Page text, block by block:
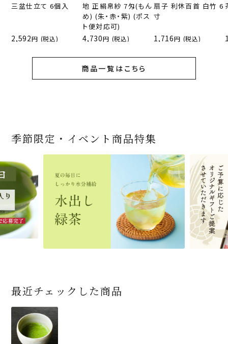
三盆仕立て 6個入
2,592 (税込)
地 正絹帛紗 7匁(もん
め) (朱・赤・紫) (ポス
ト便対応可)
4,730 (税込)
扇子 利休百首 白竹 6
寸
1,716 (税込)
商品一覧はこちら
宇治抹茶だいふく 和
三盆仕立て 6個入
2,592 (税込)
お茶屋の京都 宇治抹
1,743 (税込)
近江米と日本酒の「み
ずかがみ」パウンドケ
ーキ（カット）-単品-
540 (税込)
商品一覧はこちら
緑茶ティーパック（セ
ンパックシリーズ） 5g
×50袋
864 (税込)
ありがとう メッセージ
付き緑茶ティーバッグ
410 (税込)
【季節限定】水出し緑
茶詰合せ 気軽に愉し
むセット
1,420 (税込)
商品一覧はこちら
宇治抹茶そば3袋・そ
ばつゆ6袋（6人前）セ
ット 化粧箱（カート
ン/ギフトボックス）
3,032 (税込)
宇治抹茶そば２袋・そ
2,278 (税込)
【送料込み】宇治抹茶
そば160ｇ×2袋（4人
前）＋特撰そばつゆ4
個（ポスト便）
2,028 (税込)
商品一覧はこちら
老舗茶舗の宇治抹茶
かすていらと宇治冠煎
茶の詰合せ
4,112 (税込)
宇治抹茶焼き菓子詰
4,511 (税込)
老舗茶舗のひやひやス
イーツセット 3種6個
3,356 (税込)
商品一覧はこちら
茶道具 帛紗 ふくさ 無
地 正絹帛紗 7匁(もん
め) (朱・赤・紫) (ポス
ト便対応可)
4,730 (税込)
茶道具 扇子（せんす）
扇子 利休百首 白竹 6
1,716 (税込)
茶道具 抹茶茶碗（まっ
ちゃちゃわん） 刷毛目
茶碗 前田 瑞雲
4,290 (税込)
商品一覧はこちら
季節限定・イベント商品特集
最近チェックした商品